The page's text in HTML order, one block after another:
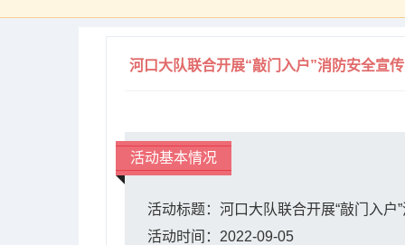
河口大队联合开展“敲门入户”消防安全宣
活动基本情况
活动标题：河口大队联合开展“敲门入户
活动时间：2022-09-05